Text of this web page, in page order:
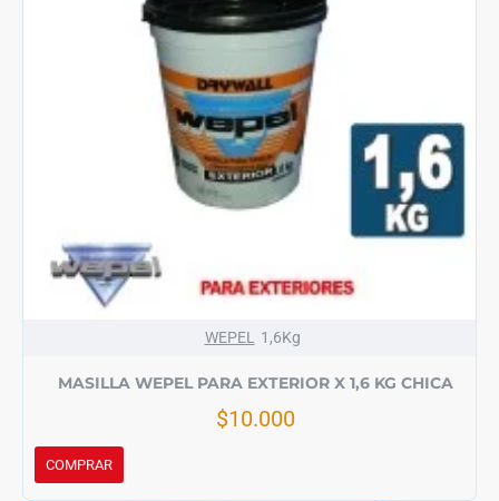
WEPEL 1,6Kg
MASILLA WEPEL PARA EXTERIOR X 1,6 KG CHICA
$10.000
COMPRAR